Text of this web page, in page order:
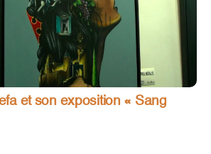
et son exposition « Sang